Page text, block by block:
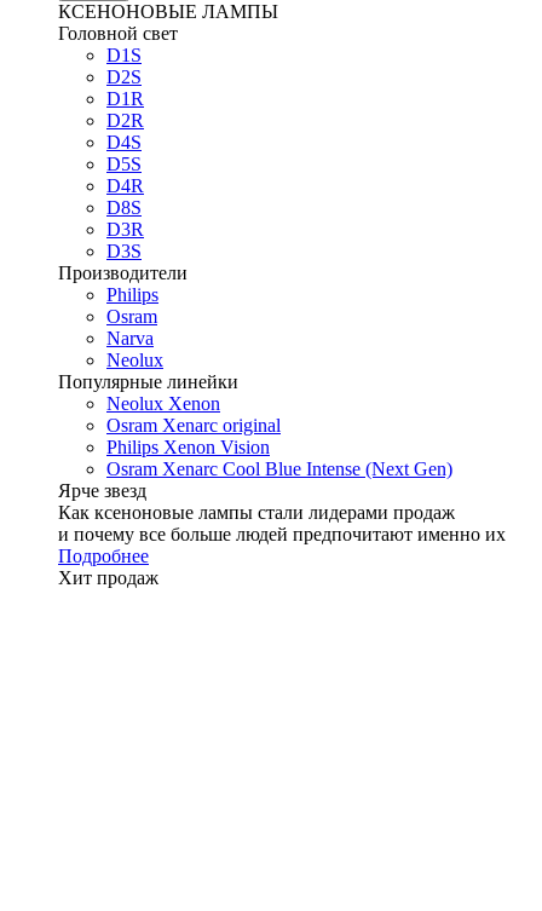
КСЕНОНОВЫЕ ЛАМПЫ
Головной свет
D1S
D2S
D1R
D2R
D4S
D5S
D4R
D8S
D3R
D3S
Производители
Philips
Osram
Narva
Neolux
Популярные линейки
Neolux Xenon
Osram Xenarc original
Philips Xenon Vision
Osram Xenarc Cool Blue Intense (Next Gen)
Ярче звезд
Как ксеноновые лампы стали лидерами продаж
и почему все больше людей предпочитают именно их
Подробнее
Хит продаж